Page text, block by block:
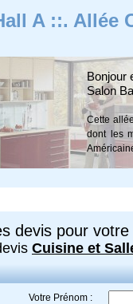
A ::. Allée
Bonjour
Salon
Cette
dont les
devis pour votre
Cuisine et
Votre Prénom :